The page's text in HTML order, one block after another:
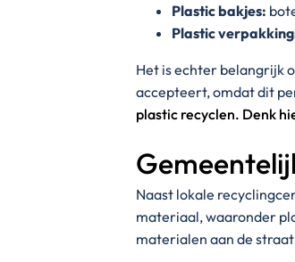
Plastic bakjes:
Plastic
Het is echter belangrijk
accepteert, omdat dit
plastic recyclen. Denk
Naast lokale
materiaal, waaronder
materialen aan de